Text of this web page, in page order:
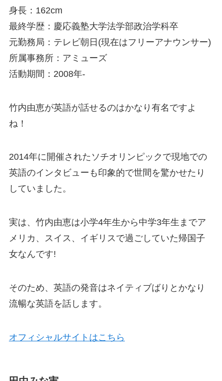
身長：162cm
最終学歴：慶応義塾大学法学部政治学科卒
元勤務局：テレビ朝日(現在はフリーアナウンサー)
所属事務所：アミューズ
活動期間：2008年-
竹内由恵が英語が話せるのはかなり有名ですよ
ね！
2014年に開催されたソチオリンピックで現地での
英語のインタビューも印象的で世間を驚かせたり
していました。
実は、竹内由恵は小学4年生から中学3年生までア
メリカ、スイス、イギリスで過ごしていた帰国子
女なんです!
そのため、英語の発音はネイティブばりとかなり
流暢な英語を話します。
オフィシャルサイトはこちら